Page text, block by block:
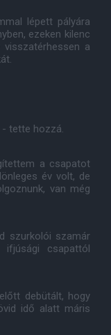
lépett pályára
ezeken kilenc
a
tette hozzá.
a csapatot
év volt, de
van még
szurkolói szamár
csapattól
debütált, hogy
idő alatt máris